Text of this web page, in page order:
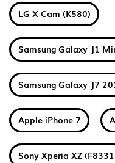
LG X Cam (K580)
Samsung Galaxy J1
Samsung Galaxy J7
Apple iPhone 7
Sony Xperia XZ